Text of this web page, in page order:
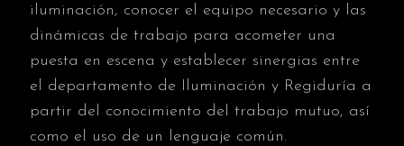
iluminación, conocer el equipo necesario y las
dinámicas de trabajo para acometer una
puesta en escena y establecer sinergias entre
el departamento de Iluminación y Regiduría a
partir del conocimiento del trabajo mutuo, así
como el uso de un lenguaje común.